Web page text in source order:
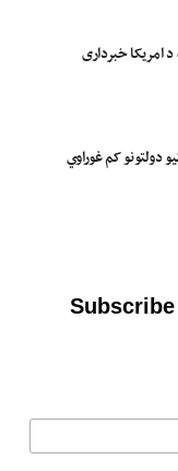
امریکا خبرداری
دولتونو کم غوراوي